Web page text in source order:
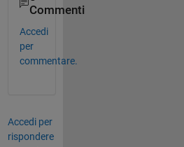
Commenti
Accedi
per
commentare.
Accedi per
rispondere